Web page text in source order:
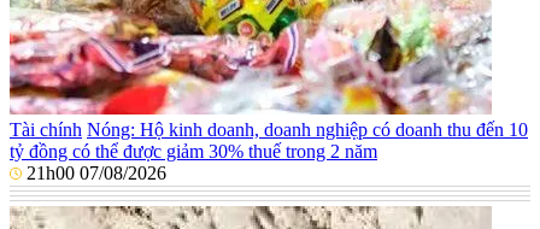
Tài chính Nóng: Hộ kinh doanh, doanh nghiệp có doanh thu đến 10
tỷ đồng có thể được giảm 30% thuế trong 2 năm
21h00 07/08/2026